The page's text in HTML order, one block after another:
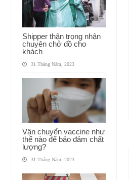
Shipper thận trọng nhận
chuyên chở đồ cho
khách
31 Tháng Năm, 2023
Vận chuyển vaccine như
thế nào để bảo đảm chất
lượng?
31 Tháng Năm, 2023